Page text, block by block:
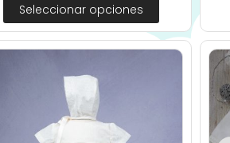
Seleccionar opciones